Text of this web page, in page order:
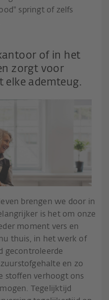
springt of zelfs
of in het
zorgt voor
elke ademteug.
brengen we door in
is het om onze
moment vers en
thuis, in het werk of
gecontroleerde
en zo
stoffen verhoogt ons
Tegelijktijd